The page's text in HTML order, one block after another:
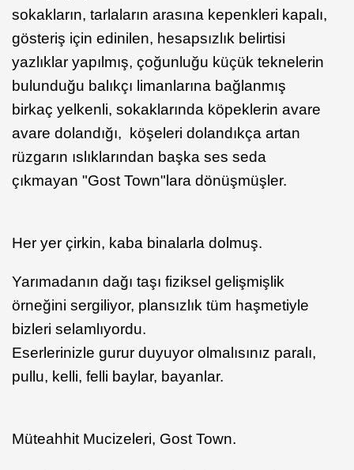
sokakların, tarlaların arasına kepenkleri kapalı,
gösteriş için edinilen, hesapsızlık belirtisi
yazlıklar yapılmış, çoğunluğu küçük teknelerin
bulunduğu balıkçı limanlarına bağlanmış
birkaç yelkenli, sokaklarında köpeklerin avare
avare dolandığı, köşeleri dolandıkça artan
rüzgarın ıslıklarından başka ses seda
çıkmayan "Gost Town"lara dönüşmüşler.
Her yer çirkin, kaba binalarla dolmuş.
Yarımadanın dağı taşı fiziksel gelişmişlik
örneğini sergiliyor, plansızlık tüm haşmetiyle
bizleri selamlıyordu.
Eserlerinizle gurur duyuyor olmalısınız paralı,
pullu, kelli, felli baylar, bayanlar.
Müteahhit Mucizeleri, Gost Town.